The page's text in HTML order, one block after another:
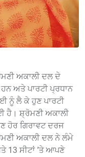
ਅਕਾਲੀ ਦਲ ਦੇ
ਅਤੇ ਪਾਰਟੀ ਪ੍ਰਧਾਨ
ਨੂੰ ਲੈ ਕੇ ਹੁਣ ਪਾਰਟੀ
ਹੈ। ਸ਼੍ਰੋਮਣੀ ਅਕਾਲੀ
ਹੋਰ ਗਿਰਾਵਟ ਦਰਜ
ਅਕਾਲੀ ਦਲ ਨੇ ਲੰਮੇ
13 ਸੀਟਾਂ ’ਤੇ ਆਪਣੇ